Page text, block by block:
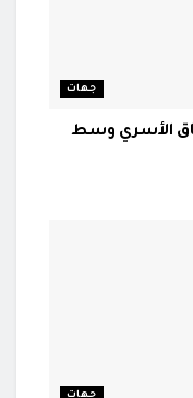
جهات
الأسري وسط
جهات